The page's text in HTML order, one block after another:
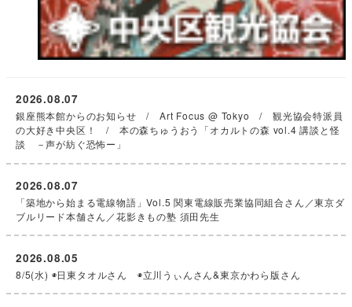
銀座熊本館からのお知らせ / Art Focus @ Tokyo / 観光協会特派員
の大好き中央区！ / 本の森ちゅうおう「オカルトの森 vol.4 講談と怪
談 －声が紡ぐ恐怖ー」
2026.08.07
「築地から始まる電線物語」Vol.5 関東電線販売業協同組合さん／東京ダ
ブルリード本舗さん／花影きもの塾 須田先生
2026.08.07
8/5(水) ◉日東タオルさん ◉立川うぃんさん&東京かわら版さん
2026.08.05